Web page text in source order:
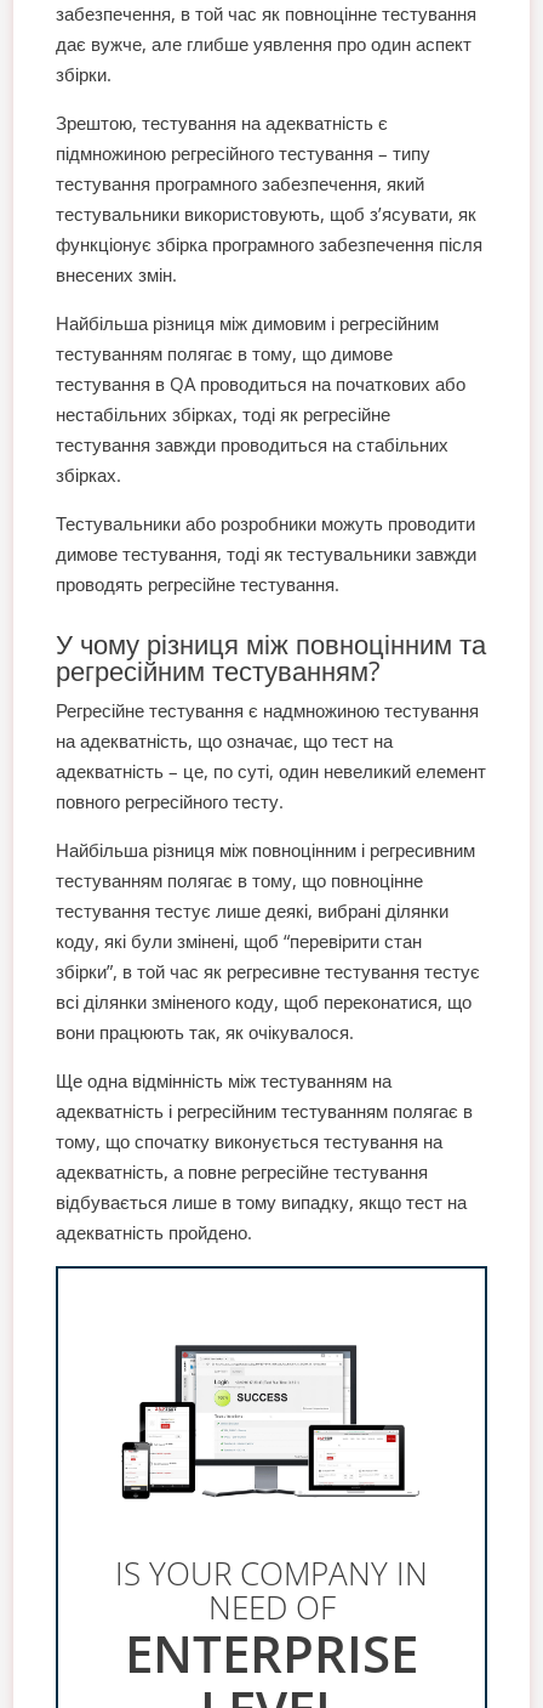
забезпечення, в той час як повноцінне тестування
дає вужче, але глибше уявлення про один аспект
збірки.
Зрештою, тестування на адекватність є
підмножиною регресійного тестування – типу
тестування програмного забезпечення, який
тестувальники використовують, щоб з’ясувати, як
функціонує збірка програмного забезпечення після
внесених змін.
Найбільша різниця між димовим і регресійним
тестуванням полягає в тому, що димове
тестування в QA проводиться на початкових або
нестабільних збірках, тоді як регресійне
тестування завжди проводиться на стабільних
збірках.
Тестувальники або розробники можуть проводити
димове тестування, тоді як тестувальники завжди
проводять регресійне тестування.
У чому різниця між повноцінним та
регресійним тестуванням?
Регресійне тестування є надмножиною тестування
на адекватність, що означає, що тест на
адекватність – це, по суті, один невеликий елемент
повного регресійного тесту.
Найбільша різниця між повноцінним і регресивним
тестуванням полягає в тому, що повноцінне
тестування тестує лише деякі, вибрані ділянки
коду, які були змінені, щоб “перевірити стан
збірки”, в той час як регресивне тестування тестує
всі ділянки зміненого коду, щоб переконатися, що
вони працюють так, як очікувалося.
Ще одна відмінність між тестуванням на
адекватність і регресійним тестуванням полягає в
тому, що спочатку виконується тестування на
адекватність, а повне регресійне тестування
відбувається лише в тому випадку, якщо тест на
адекватність пройдено.
IS YOUR COMPANY IN
NEED OF
ENTERPRISE